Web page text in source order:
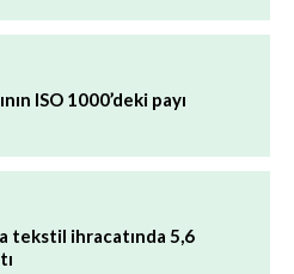
ISO 1000’deki payı
tekstil ihracatında 5,6